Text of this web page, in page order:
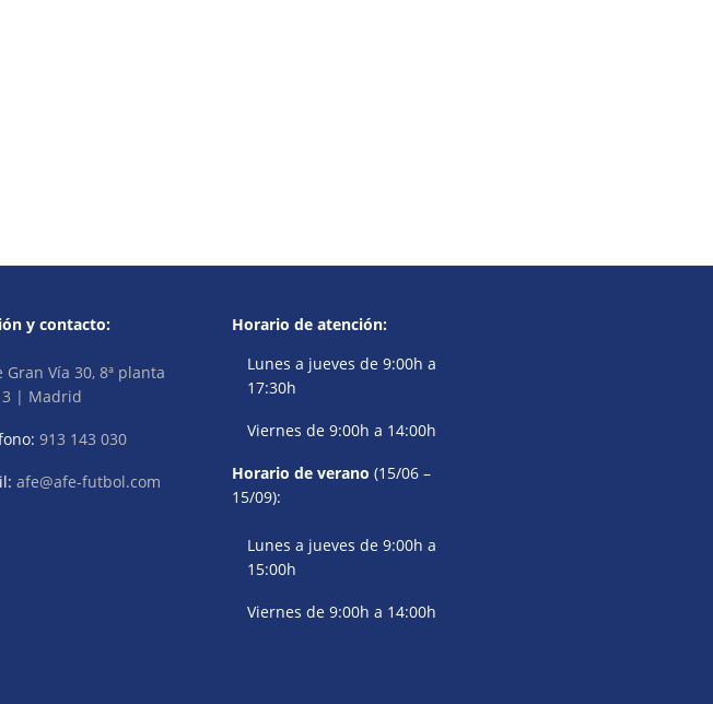
y contacto:
Gran Vía 30, 8ª planta
| Madrid
913 143 030
afe@afe-futbol.com
Horario de atención:
Lunes a jueves de 9:00h a
17:30h
Viernes de 9:00h a 14:00h
Horario de verano (15/06 –
15/09):
Lunes a jueves de 9:00h a
15:00h
Viernes de 9:00h a 14:00h